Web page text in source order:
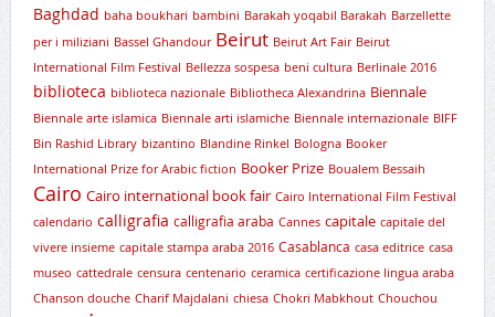
Baghdad baha boukhari bambini Barakah yoqabil Barakah Barzellette
per i miliziani Bassel Ghandour Beirut Beirut Art Fair Beirut
International Film Festival Bellezza sospesa beni cultura Berlinale 2016
biblioteca biblioteca nazionale Bibliotheca Alexandrina Biennale
Biennale arte islamica Biennale arti islamiche Biennale internazionale BIFF
Bin Rashid Library bizantino Blandine Rinkel Bologna Booker
International Prize for Arabic fiction Booker Prize Boualem Bessaih
Cairo Cairo international book fair Cairo International Film Festival
calendario calligrafia calligrafia araba Cannes capitale capitale del
vivere insieme capitale stampa araba 2016 Casablanca casa editrice casa
museo cattedrale censura centenario ceramica certificazione lingua araba
Chanson douche Charif Majdalani chiesa Chokri Mabkhout Chouchou